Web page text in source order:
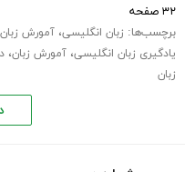
۳۲ صفحه
برچسب‌ها: زبان انگلیسی،آمورش
یادگیری زبان انگلیسی،آمورش زبان،
زبان